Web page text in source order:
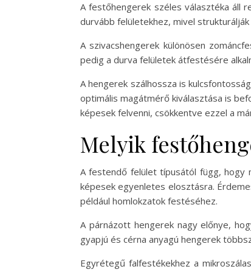
A festőhengerek széles választéka áll
durvább felületekhez, mivel
A szivacshengerek különösen
pedig a durva felületek átfestésére
A hengerek szálhossza is
optimális magátmérő kiválasztása is
képesek felvenni, csökkentve ezzel a
Melyik
A festendő felület típusától függ, hogy
képesek egyenletes elosztásra.
például homlokzatok festéséhez.
A párnázott hengerek nagy előnye,
gyapjú és cérna anyagú hengerek
Egyrétegű falfestékekhez a